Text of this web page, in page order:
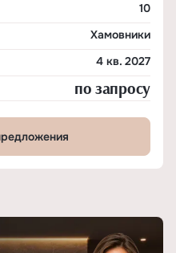
10
Хамовники
4 кв. 2027
по запросу